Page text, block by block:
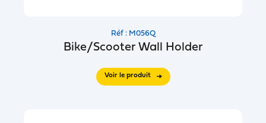
Réf : M056Q
Bike/Scooter Wall Holder
Voir le produit